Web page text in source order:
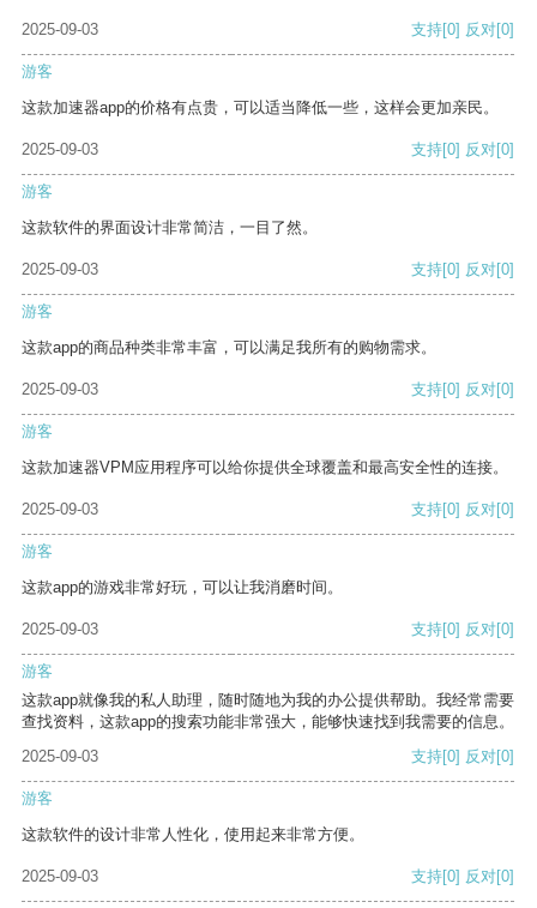
2025-09-03 支持[0] 反对[0]
游客
这款加速器app的价格有点贵，可以适当降低一些，这样会更加亲民。
2025-09-03 支持[0] 反对[0]
游客
这款软件的界面设计非常简洁，一目了然。
2025-09-03 支持[0] 反对[0]
游客
这款app的商品种类非常丰富，可以满足我所有的购物需求。
2025-09-03 支持[0] 反对[0]
游客
这款加速器VPM应用程序可以给你提供全球覆盖和最高安全性的连接。
2025-09-03 支持[0] 反对[0]
游客
这款app的游戏非常好玩，可以让我消磨时间。
2025-09-03 支持[0] 反对[0]
游客
这款app就像我的私人助理，随时随地为我的办公提供帮助。我经常需要
查找资料，这款app的搜索功能非常强大，能够快速找到我需要的信息。
2025-09-03
支持[0] 反对[0]
游客
这款软件的设计非常人性化，使用起来非常方便。
2025-09-03 支持[0] 反对[0]